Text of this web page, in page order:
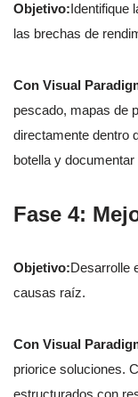
Objetivo:Identifique
las brechas de
Con Visual
pescado, mapas de
directamente dentro
botella y
Fase 4:
Objetivo:Desarrolle
causas raíz.
Con Visual
priorice soluciones.
estructurados con